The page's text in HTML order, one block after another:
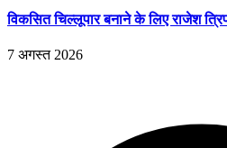
विकसित चिल्लूपार बनाने के लिए राजेश
7 अगस्त 2026